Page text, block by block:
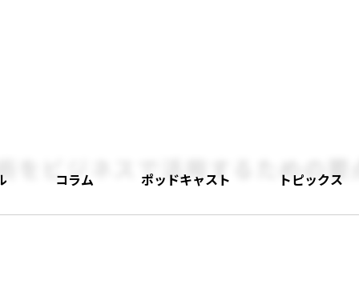
コラム ポッドキャスト トピックス
ビジネスで活用するための要点